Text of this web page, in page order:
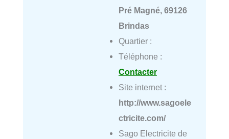
Pré Magné, 69126
Brindas
Quartier :
Téléphone :
Contacter
Site internet :
http://www.sagoele
ctricite.com/
Sago Electricite de